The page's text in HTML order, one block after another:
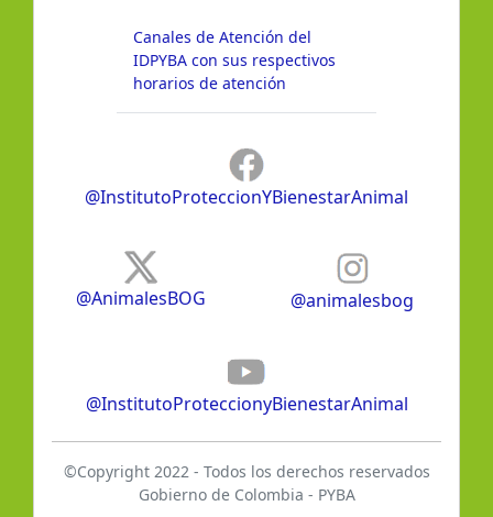
Canales de Atención del
IDPYBA con sus respectivos
horarios de atención
@InstitutoProteccionYBienestarAnimal
@AnimalesBOG @animalesbog
@InstitutoProteccionyBienestarAnimal
©Copyright 2022 - Todos los derechos reservados
Gobierno de Colombia - PYBA